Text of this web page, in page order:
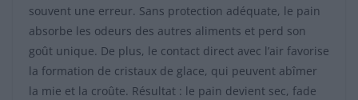
souvent une erreur. Sans protection adéquate, le pain
absorbe les odeurs des autres aliments et perd son
goût unique. De plus, le contact direct avec l’air favorise
la formation de cristaux de glace, qui peuvent abîmer
la mie et la croûte. Résultat : le pain devient sec, fade